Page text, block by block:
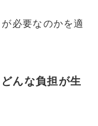
必要なのかを適
んな負担が生